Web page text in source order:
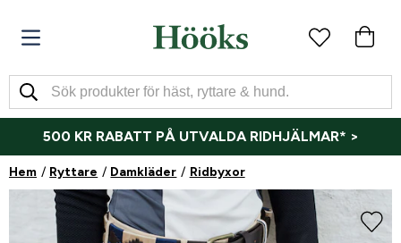
500 KR RABATT PÅ UTVALDA RIDHJÄLMAR* >
Hem Ryttare Damkläder Ridbyxor